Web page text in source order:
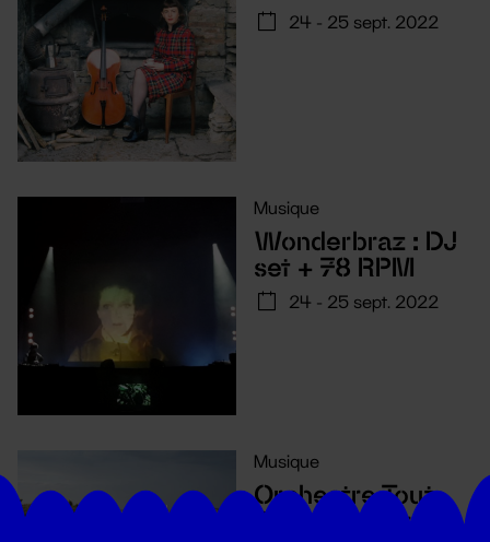
24 - 25 sept. 2022
Musique
Wonderbraz : DJ
set + 78 RPM
24 - 25 sept. 2022
Musique
Orchestre Tout
Puissant Marcel